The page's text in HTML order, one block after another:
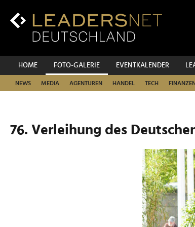
Inhalt
Hauptnavigation
HOME FOTO-GALERIE EVENTKALENDER
NEWS MEDIA AGENTUREN HANDEL TECH
76. Verleihung des